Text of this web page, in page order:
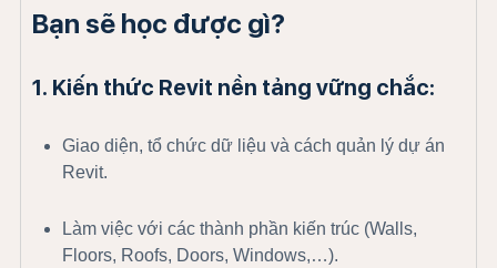
Bạn sẽ học được gì?
1. Kiến thức Revit nền tảng vững chắc:
Giao diện, tổ chức dữ liệu và cách quản lý dự án
Revit.
Làm việc với các thành phần kiến trúc (Walls,
Floors, Roofs, Doors, Windows,…).